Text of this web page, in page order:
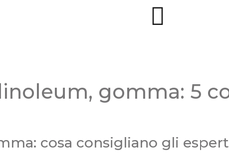
linoleum, gomma: 5
cosa consigliano gli